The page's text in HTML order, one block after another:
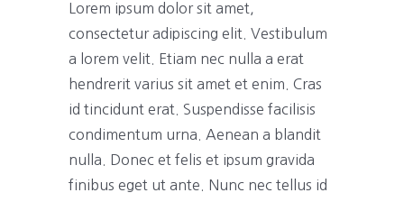
Lorem ipsum dolor sit amet,
consectetur adipiscing elit. Vestibulum
a lorem velit. Etiam nec nulla a erat
hendrerit varius sit amet et enim. Cras
id tincidunt erat. Suspendisse facilisis
condimentum urna. Aenean a blandit
nulla. Donec et felis et ipsum gravida
finibus eget ut ante. Nunc nec tellus id